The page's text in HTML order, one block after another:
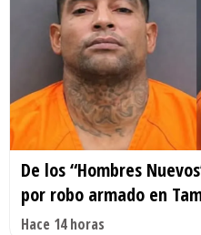
De los “Hombres
por robo armado en
Hace 14 horas